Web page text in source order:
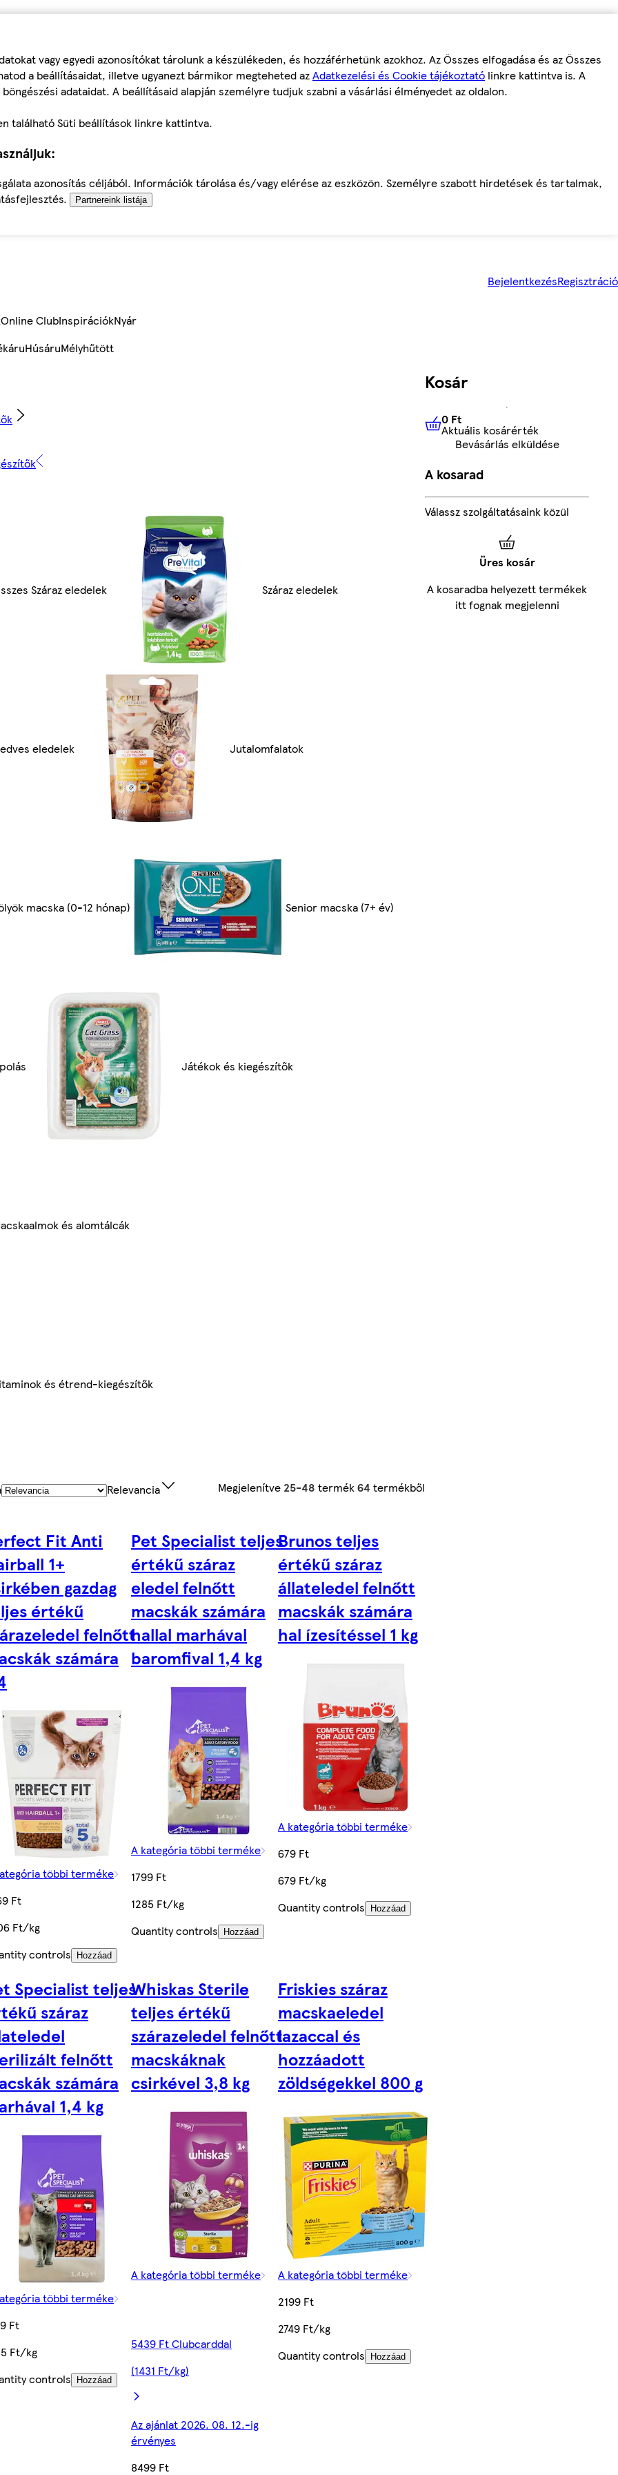
vagy egyedi azonosítókat tárolunk a készülékeden, és hozzáférhetünk azokhoz. Az Összes elfogadása és az Összes
a beállításaidat, illetve ugyanezt bármikor megteheted azAdatkezelési és Cookie tájékoztató linkre kattintva is. A
adataidat. A beállításaid alapján személyre tudjuk szabni a vásárlási élményedet az oldalon.
található Süti beállítások linkre kattintva.
azonosítás céljából. Információk tárolása és/vagy elérése az eszközön. Személyre szabott hirdetések és tartalmak,
Partnereink listája
BejelentkezésRegisztráció
Online ClubInspirációkNyár
HúsáruMélyhűtött
Száraz eledelek Száraz eledelek
eledelek Jutalomfalatok
macska (0-12 hónap) Senior macska (7+ év)
Játékok és kiegészítők
és alomtálcák
és étrend-kiegészítők
Relevancia Megjelenítve 25-48 termék64 termékből
Fit Anti
1+
gazdag
értékű
felnőtt
számára
többi terméke
Ft
Ft/kg
controls
Hozzáad
Pet Specialist teljes
értékű száraz
eledel felnőtt
macskák számára
hallal marhával
baromfival 1,4 kg
A kategória többi terméke
1799 Ft
1285 Ft/kg
Quantity controls
Hozzáad
Brunos teljes
értékű száraz
állateledel felnőtt
macskák számára
hal ízesítéssel 1 kg
A kategória többi terméke
679 Ft
679 Ft/kg
Quantity controls
Hozzáad
Specialist teljes
száraz
felnőtt
számára
1,4 kg
többi terméke
Ft
Ft/kg
controls
Hozzáad
Whiskas Sterile
teljes értékű
szárazeledel felnőtt
macskáknak
csirkével 3,8 kg
A kategória többi terméke
5439 Ft Clubcarddal
(1431 Ft/kg)
Az ajánlat 2026. 08. 12.-ig
érvényes
8499 Ft
Friskies száraz
macskaeledel
lazaccal és
hozzáadott
zöldségekkel 800 g
A kategória többi terméke
2199 Ft
2749 Ft/kg
Quantity controls
Hozzáad
Kosár
0 FtAktuális kosárérték
0 Ft
Aktuális kosárérték
Bevásárlás elküldése
A kosarad
Válassz szolgáltatásaink közül
Üres kosár
A kosaradba helyezett termékek
itt fognak megjelenni